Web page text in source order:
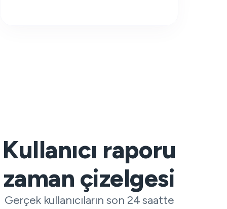
Kullanıcı raporu
zaman çizelgesi
Gerçek kullanıcıların son 24 saatte